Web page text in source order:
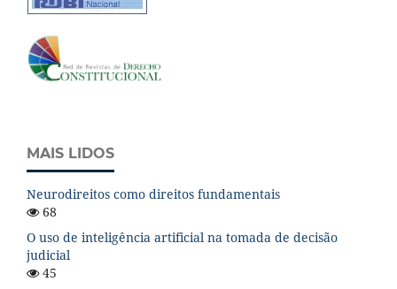
MAIS LIDOS
Neurodireitos como direitos fundamentais
68
O uso de inteligência artificial na tomada de decisão
judicial
45